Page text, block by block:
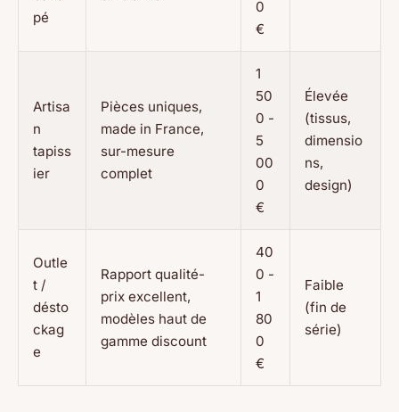
pé
0
€
Artisa
n
tapiss
ier
Pièces uniques,
made in France,
sur-mesure
complet
1
50
0 -
5
00
0
€
Élevée
(tissus,
dimensio
ns,
design)
Outle
t /
désto
ckag
e
Rapport qualité-
prix excellent,
modèles haut de
gamme discount
40
0 -
1
80
0
€
Faible
(fin de
série)